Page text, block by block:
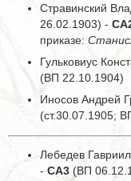
Стравинский
26.02.1903) -
приказе:
Гульковиус
(ВП 22.10.1904)
Иносов Андрей
(ст.30.07.1905;
Лебедев
- СА3 (ВП